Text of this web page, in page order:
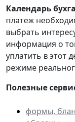
Календарь
платеж
выбрать
информация о
уплатить в этот
режиме
Полезные
формы,